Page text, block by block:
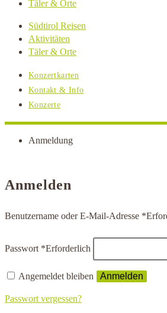
Täler & Orte
Südtirol Reisen
Aktivitäten
Täler & Orte
Konzertkarten
Kontakt & Info
Konzerte
Anmeldung
Anmelden
Benutzername oder E-Mail-Adresse *
Passwort *Erforderlich
Angemeldet bleiben Anmelden
Passwort vergessen?